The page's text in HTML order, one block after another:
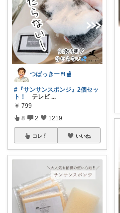
つばっきー🍴🫕
#『サンサンスポンジ』2個セッ
ト！
テレビ ...
￥ 799
8 2 1219
コレ いいね